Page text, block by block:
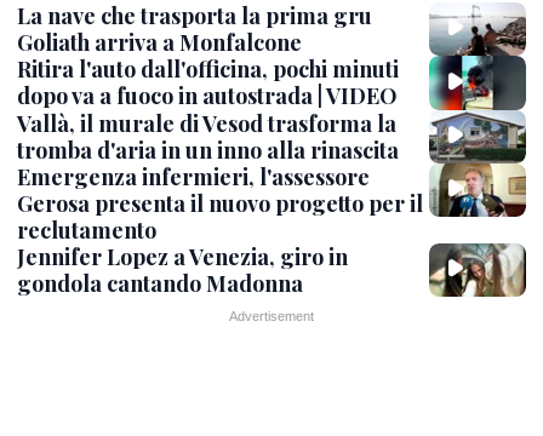
La nave che trasporta la prima gru
Goliath arriva a Monfalcone
Ritira l'auto dall'officina, pochi minuti
dopo va a fuoco in autostrada | VIDEO
Vallà, il murale di Vesod trasforma la
tromba d'aria in un inno alla rinascita
Emergenza infermieri, l'assessore
Gerosa presenta il nuovo progetto per il
reclutamento
Jennifer Lopez a Venezia, giro in
gondola cantando Madonna